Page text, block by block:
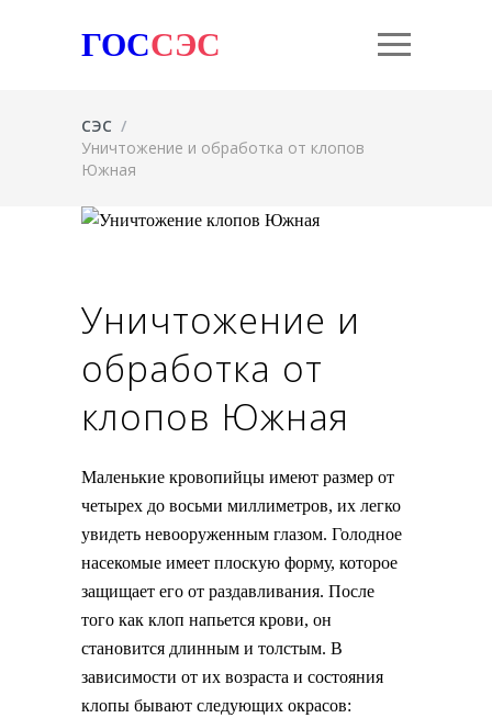
ГОССЭС
СЭС /
Уничтожение и обработка от клопов
Южная
Уничтожение и
обработка от
клопов Южная
Маленькие кровопийцы имеют размер от
четырех до восьми миллиметров, их легко
увидеть невооруженным глазом. Голодное
насекомые имеет плоскую форму, которое
защищает его от раздавливания. После
того как клоп напьется крови, он
становится длинным и толстым. В
зависимости от их возраста и состояния
клопы бывают следующих окрасов: